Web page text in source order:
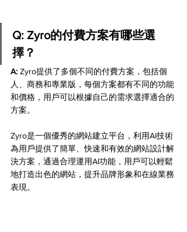
Q: Zyro的付費方案有哪些選
擇？
A: Zyro提供了多個不同的付費方案，包括個
人、商務和專業版，每個方案都有不同的功能
和價格，用戶可以根據自己的需求選擇適合的
方案。
Zyro是一個優秀的網站建立平台，利用AI技術
為用戶提供了簡單、快速和有效的網站設計解
決方案，通過合理運用AI功能，用戶可以輕鬆
地打造出色的網站，提升品牌形象和在線業務
表現。